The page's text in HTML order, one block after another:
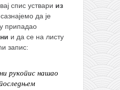
спис уствари из
да је
припадао
и да се на листу
запис:
рукопис нашао